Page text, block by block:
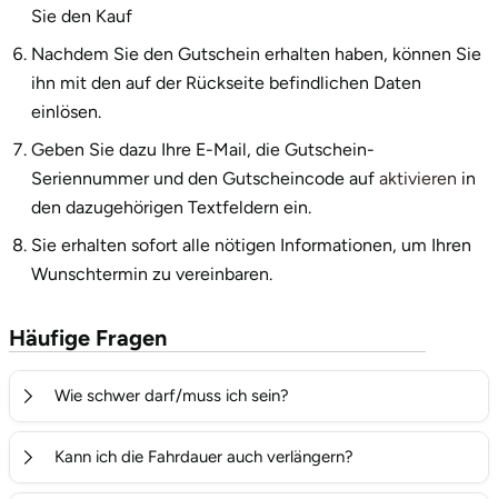
Sie den Kauf
Nachdem Sie den Gutschein erhalten haben, können Sie
ihn mit den auf der Rückseite befindlichen Daten
einlösen.
Geben Sie dazu Ihre E-Mail, die Gutschein-
Seriennummer und den Gutscheincode auf aktivieren in
den dazugehörigen Textfeldern ein.
Sie erhalten sofort alle nötigen Informationen, um Ihren
Wunschtermin zu vereinbaren.
Häufige Fragen
Wie schwer darf/muss ich sein?
Mindestgewicht von 45 kg und ein Maximalgewicht 115
Kann ich die Fahrdauer auch verlängern?